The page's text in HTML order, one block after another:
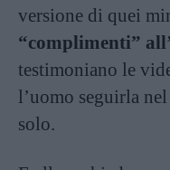
versione di quei
“complimenti”
testimoniano le
l’uomo seguirla
solo.